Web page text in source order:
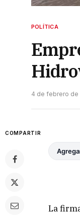
POLÍTICA
4 de febrero de
COMPARTIR
La